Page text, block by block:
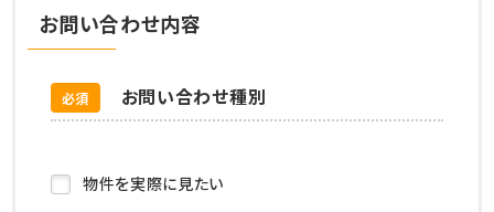
お問い合わせ内容
お問い合わせ種別
必須
物件を実際に見たい